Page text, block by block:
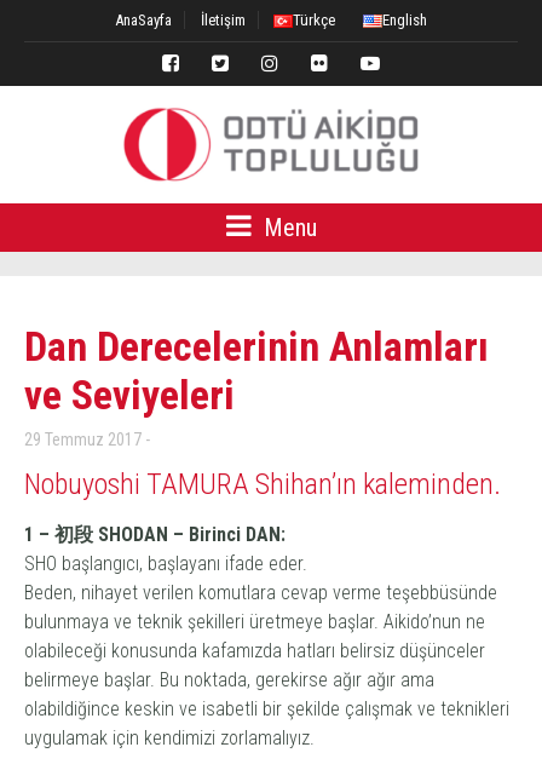
AnaSayfa İletişim Türkçe English
Menu
Dan Derecelerinin Anlamları
ve Seviyeleri
29 Temmuz 2017
Nobuyoshi TAMURA Shihan’ın kaleminden.
1 – 初段 SHODAN – Birinci DAN:
SHO başlangıcı, başlayanı ifade eder.
Beden, nihayet verilen komutlara cevap verme teşebbüsünde
bulunmaya ve teknik şekilleri üretmeye başlar. Aikido’nun ne
olabileceği konusunda kafamızda hatları belirsiz düşünceler
belirmeye başlar. Bu noktada, gerekirse ağır ağır ama
olabildiğince keskin ve isabetli bir şekilde çalışmak ve teknikleri
uygulamak için kendimizi zorlamalıyız.